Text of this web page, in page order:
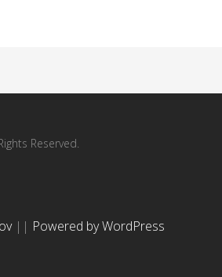
Reserved.
|| Powered by WordPress